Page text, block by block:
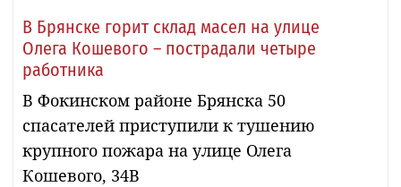
В Брянске горит склад масел на улице
Олега Кошевого – пострадали четыре
работника
В Фокинском районе Брянска 50
спасателей приступили к тушению
крупного пожара на улице Олега
Кошевого, 34В